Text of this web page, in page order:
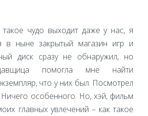
чудо выходит даже у нас, я
в ныне закрытый магазин игр и
диск сразу не обнаружил, но
помогла мне найти
что у них был. Посмотрел
особенного. Но, хэй, фильм
главных увлечений – как такое